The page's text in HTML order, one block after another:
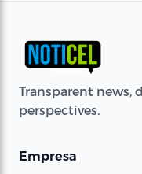
Transparent news,
perspectives.
Empresa